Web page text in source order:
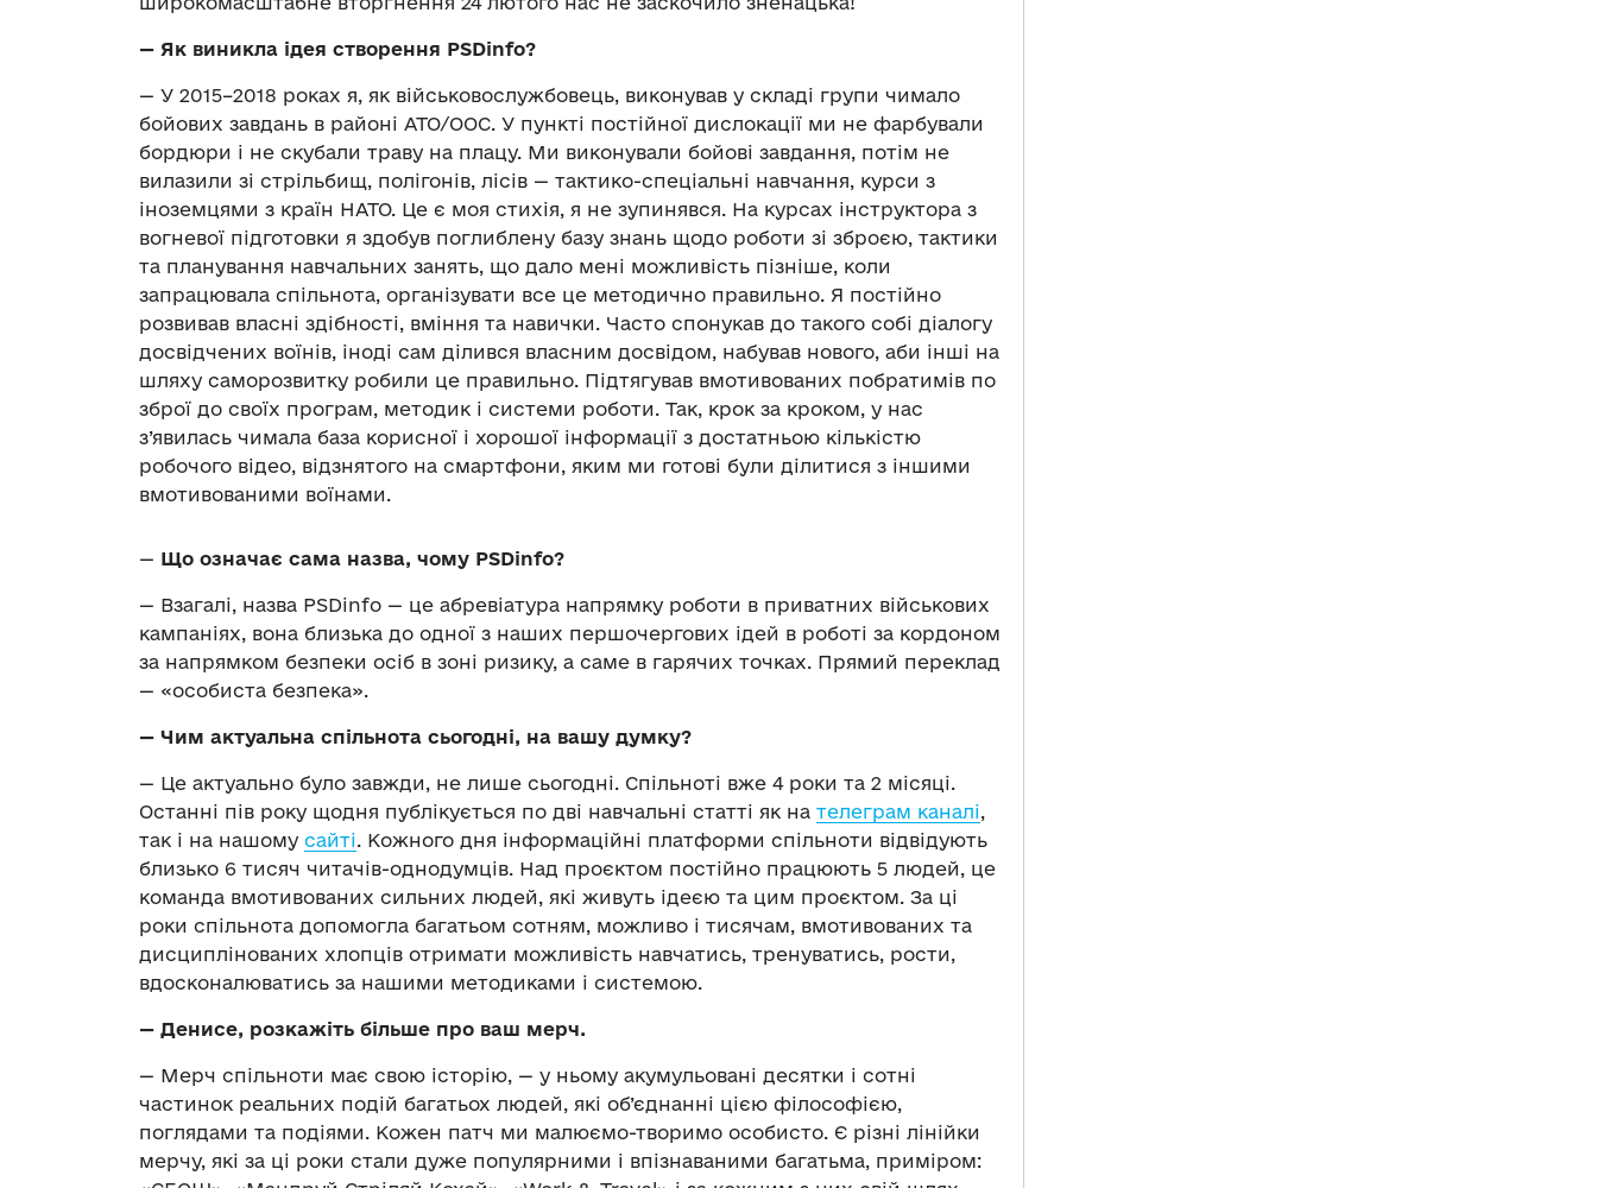
— Як виникла ідея створення PSDinfo?
— У 2015–2018 роках я, як військовослужбовець, виконував у складі групи чимало
бойових завдань в районі АТО/ООС. У пункті постійної дислокації ми не фарбували
бордюри і не скубали траву на плацу. Ми виконували бойові завдання, потім не
вилазили зі стрільбищ, полігонів, лісів — тактико-спеціальні навчання, курси з
іноземцями з країн НАТО. Це є моя стихія, я не зупинявся. На курсах інструктора з
вогневої підготовки я здобув поглиблену базу знань щодо роботи зі зброєю, тактики
та планування навчальних занять, що дало мені можливість пізніше, коли
запрацювала спільнота, організувати все це методично правильно. Я постійно
розвивав власні здібності, вміння та навички. Часто спонукав до такого собі діалогу
досвідчених воїнів, іноді сам ділився власним досвідом, набував нового, аби інші на
шляху саморозвитку робили це правильно. Підтягував вмотивованих побратимів по
зброї до своїх програм, методик і системи роботи. Так, крок за кроком, у нас
з’явилась чимала база корисної і хорошої інформації з достатньою кількістю
робочого відео, відзнятого на смартфони, яким ми готові були ділитися з іншими
вмотивованими воїнами.
— Що означає сама назва, чому PSDinfo?
— Взагалі, назва PSDinfo — це абревіатура напрямку роботи в приватних військових
кампаніях, вона близька до одної з наших першочергових ідей в роботі за кордоном
за напрямком безпеки осіб в зоні ризику, а саме в гарячих точках. Прямий переклад
— «особиста безпека».
— Чим актуальна спільнота сьогодні, на вашу думку?
— Це актуально було завжди, не лише сьогодні. Спільноті вже 4 роки та 2 місяці.
Останні пів року щодня публікується по дві навчальні статті як на телеграм каналі,
так і на нашому сайті. Кожного дня інформаційні платформи спільноти відвідують
близько 6 тисяч читачів-однодумців. Над проєктом постійно працюють 5 людей, це
команда вмотивованих сильних людей, які живуть ідеєю та цим проєктом. За ці
роки спільнота допомогла багатьом сотням, можливо і тисячам, вмотивованих та
дисциплінованих хлопців отримати можливість навчатись, тренуватись, рости,
вдосконалюватись за нашими методиками і системою.
— Денисе, розкажіть більше про ваш мерч.
— Мерч спільноти має свою історію, — у ньому акумульовані десятки і сотні
частинок реальних подій багатьох людей, які об’єднанні цією філософією,
поглядами та подіями. Кожен патч ми малюємо-творимо особисто. Є різні лінійки
мерчу, які за ці роки стали дуже популярними і впізнаваними багатьма, приміром: